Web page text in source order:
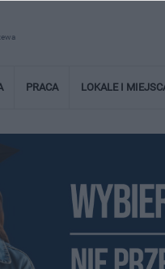
PRACA LOKALE I